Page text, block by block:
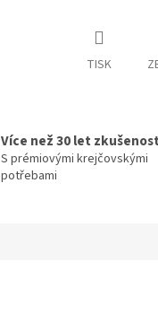
TISK
Více než 30 let
S prémiovými krejčovskými
potřebami